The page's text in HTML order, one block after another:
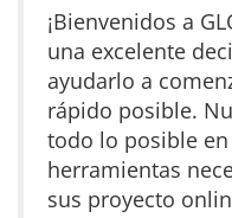
¡Bienvenidos a
una excelente
ayudarlo a
rápido posible.
todo lo posible
herramientas
sus proyecto